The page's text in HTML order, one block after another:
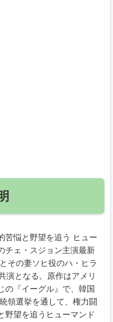
苦悩と野望を追う ヒュー
チェ・スジョン主演最新
その妻ソヒ役のハ・ヒラ
演となる。原作はアメリ
の『イーグル』で、韓国
領選挙を通して、権力闘
野望を追うヒューマンド